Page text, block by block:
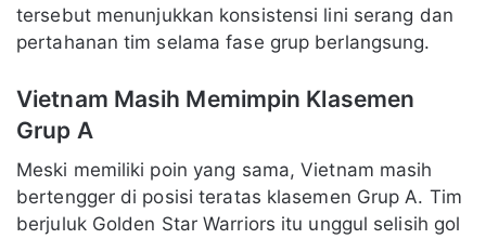
tersebut menunjukkan konsistensi lini serang dan
pertahanan tim selama fase grup berlangsung.
Vietnam Masih Memimpin Klasemen
Grup A
Meski memiliki poin yang sama, Vietnam masih
bertengger di posisi teratas klasemen Grup A. Tim
berjuluk Golden Star Warriors itu unggul selisih gol